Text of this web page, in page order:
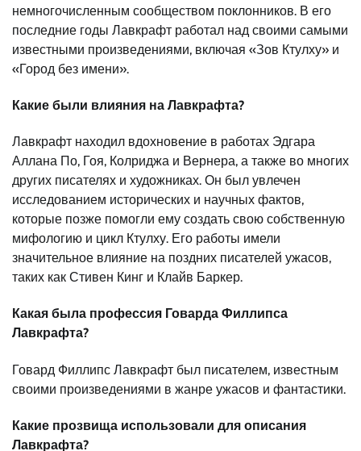
немногочисленным сообществом поклонников. В его
последние годы Лавкрафт работал над своими самыми
известными произведениями, включая «Зов Ктулху» и
«Город без имени».
Какие были влияния на Лавкрафта?
Лавкрафт находил вдохновение в работах Эдгара
Аллана По, Гоя, Колриджа и Вернера, а также во многих
других писателях и художниках. Он был увлечен
исследованием исторических и научных фактов,
которые позже помогли ему создать свою собственную
мифологию и цикл Ктулху. Его работы имели
значительное влияние на поздних писателей ужасов,
таких как Стивен Кинг и Клайв Баркер.
Какая была профессия Говарда Филлипса
Лавкрафта?
Говард Филлипс Лавкрафт был писателем, известным
своими произведениями в жанре ужасов и фантастики.
Какие прозвища использовали для описания
Лавкрафта?